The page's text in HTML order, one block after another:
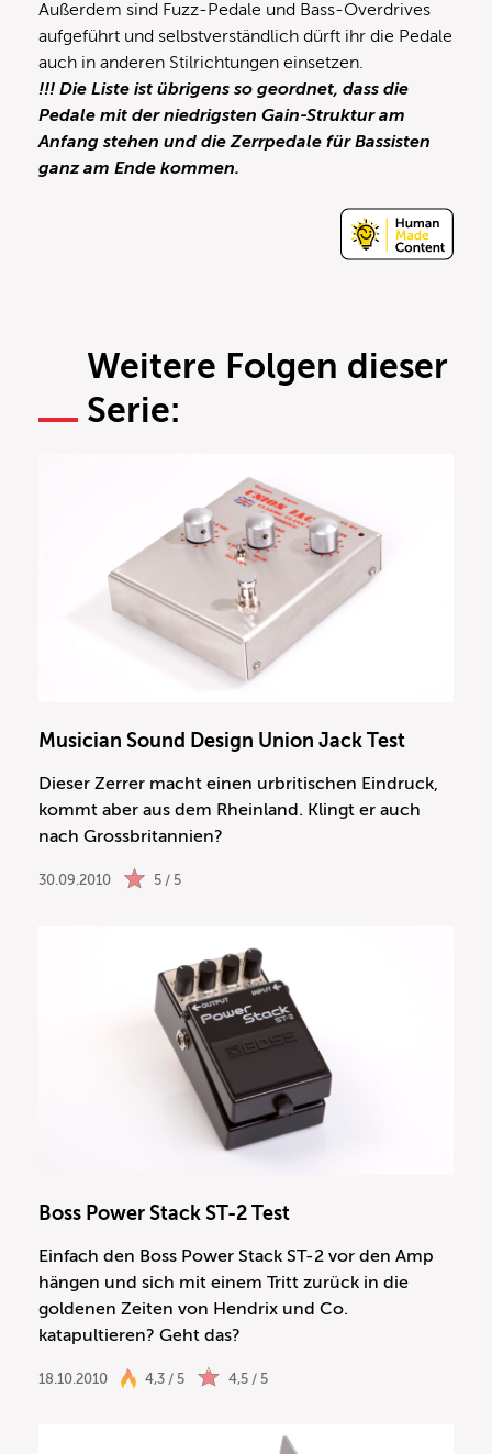
Außerdem sind Fuzz-Pedale und Bass-Overdrives
aufgeführt und selbstverständlich dürft ihr die Pedale
auch in anderen Stilrichtungen einsetzen.
!!! Die Liste ist übrigens so geordnet, dass die
Pedale mit der niedrigsten Gain-Struktur am
Anfang stehen und die Zerrpedale für Bassisten
ganz am Ende kommen.
Weitere Folgen dieser
Serie:
Musician Sound Design Union Jack Test
Dieser Zerrer macht einen urbritischen Eindruck,
kommt aber aus dem Rheinland. Klingt er auch
nach Grossbritannien?
30.09.2010 5 / 5
Boss Power Stack ST-2 Test
Einfach den Boss Power Stack ST-2 vor den Amp
hängen und sich mit einem Tritt zurück in die
goldenen Zeiten von Hendrix und Co.
katapultieren? Geht das?
18.10.2010 4,3 / 5 4,5 / 5